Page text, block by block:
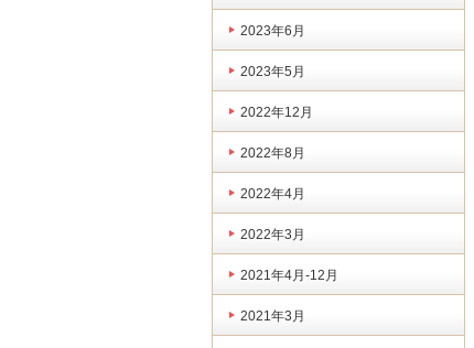
2023年6月
2023年5月
2022年12月
2022年8月
2022年4月
2022年3月
2021年4月-12月
2021年3月